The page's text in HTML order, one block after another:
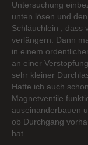
Untersuchung
unten lösen und
Schläuchlein , dass
verlängern. Dann
in einem
an einer
sehr kleiner
Hatte ich auch
Magnetventile
auseinanderbauen
ob Durchgang
hat.